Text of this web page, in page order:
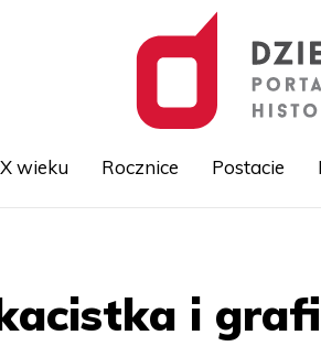
treści
wieku Rocznice Postacie
i